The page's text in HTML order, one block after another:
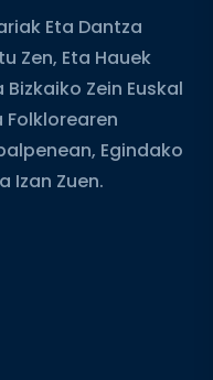
Eta Dantza
Zen, Eta Hauek
Zein Euskal
Folklorearen
Egindako
Izan Zuen.